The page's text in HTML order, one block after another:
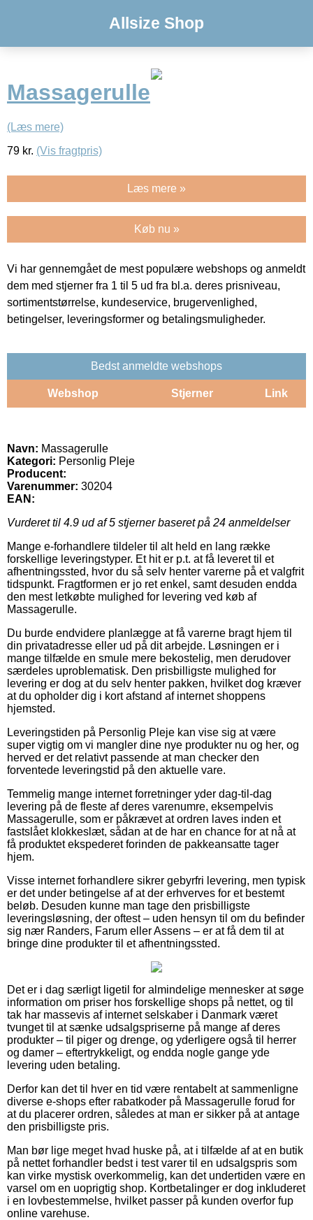
Allsize Shop
Massagerulle
(Læs mere)
79 kr. (Vis fragtpris)
Læs mere »
Køb nu »
Vi har gennemgået de mest populære webshops og anmeldt
dem med stjerner fra 1 til 5 ud fra bl.a. deres prisniveau,
sortimentstørrelse, kundeservice, brugervenlighed,
betingelser, leveringsformer og betalingsmuligheder.
Bedst anmeldte webshops
Webshop Stjerner Link
Navn: Massagerulle
Kategori: Personlig Pleje
Producent:
Varenummer: 30204
EAN:
Vurderet til 4.9 ud af 5 stjerner baseret på 24 anmeldelser
Mange e-forhandlere tildeler til alt held en lang række
forskellige leveringstyper. Et hit er p.t. at få leveret til et
afhentningssted, hvor du så selv henter varerne på et valgfrit
tidspunkt. Fragtformen er jo ret enkel, samt desuden endda
den mest letkøbte mulighed for levering ved køb af
Massagerulle.
Du burde endvidere planlægge at få varerne bragt hjem til
din privatadresse eller ud på dit arbejde. Løsningen er i
mange tilfælde en smule mere bekostelig, men derudover
særdeles uproblematisk. Den prisbilligste mulighed for
levering er dog at du selv henter pakken, hvilket dog kræver
at du opholder dig i kort afstand af internet shoppens
hjemsted.
Leveringstiden på Personlig Pleje kan vise sig at være
super vigtig om vi mangler dine nye produkter nu og her, og
herved er det relativt passende at man checker den
forventede leveringstid på den aktuelle vare.
Temmelig mange internet forretninger yder dag-til-dag
levering på de fleste af deres varenumre, eksempelvis
Massagerulle, som er påkrævet at ordren laves inden et
fastslået klokkeslæt, sådan at de har en chance for at nå at
få produktet ekspederet forinden de pakkeansatte tager
hjem.
Visse internet forhandlere sikrer gebyrfri levering, men typisk
er det under betingelse af at der erhverves for et bestemt
beløb. Desuden kunne man tage den prisbilligste
leveringsløsning, der oftest – uden hensyn til om du befinder
sig nær Randers, Farum eller Assens – er at få dem til at
bringe dine produkter til et afhentningssted.
Det er i dag særligt ligetil for almindelige mennesker at søge
information om priser hos forskellige shops på nettet, og til
tak har massevis af internet selskaber i Danmark været
tvunget til at sænke udsalgspriserne på mange af deres
produkter – til piger og drenge, og yderligere også til herrer
og damer – eftertrykkeligt, og endda nogle gange yde
levering uden betaling.
Derfor kan det til hver en tid være rentabelt at sammenligne
diverse e-shops efter rabatkoder på Massagerulle forud for
at du placerer ordren, således at man er sikker på at antage
den prisbilligste pris.
Man bør lige meget hvad huske på, at i tilfælde af at en butik
på nettet forhandler bedst i test varer til en udsalgspris som
kan virke mystisk overkommelig, kan det undertiden være en
varsel om en uoprigtig shop. Kortbetalinger er dog inkluderet
i en lovbestemmelse, hvilket passer på kunden overfor fup
online varehuse.